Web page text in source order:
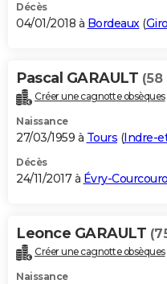
Décès
04/01/2018 à Bordeaux(
Pascal GARAULT (58
Créer une cagnotte obsèques
Naissance
27/03/1959 à Tours (Indre-
Décès
24/11/2017 à Évry-
Leonce GARAULT
Créer une cagnotte obsèques
Naissance